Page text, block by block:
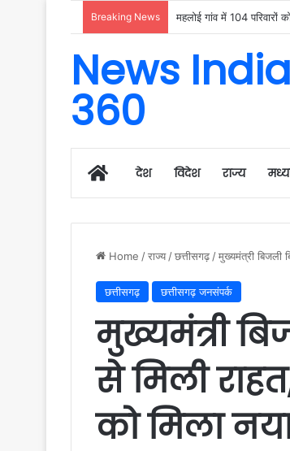
Breaking News उदंती-सीतानदी में शुरू हुआ
News India
360
Homeदेश विदेश राज्य
Home /राज्य /छत्तीसगढ़ /मुख्यमंत्री बिजली
छत्तीसगढ़ छत्तीसगढ़ जनसंपर्क
मुख्यमंत्री
से मिली
को मिला